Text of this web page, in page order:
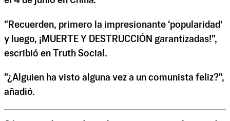
"Recuerden, primero la impresionante ‘popularidad’
y luego, ¡MUERTE Y DESTRUCCIÓN garantizadas!",
escribió en Truth Social.
"¿Alguien ha visto alguna vez a un comunista feliz?",
añadió.